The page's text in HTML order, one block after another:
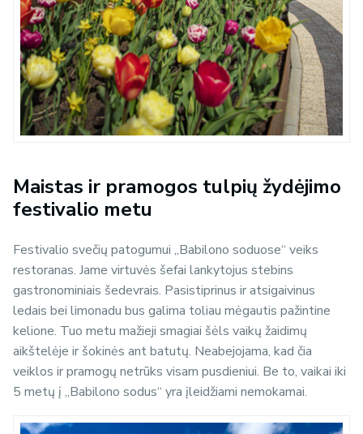
Maistas ir pramogos tulpių žydėjimo
festivalio metu
Festivalio svečių patogumui „Babilono soduose“ veiks
restoranas. Jame virtuvės šefai lankytojus stebins
gastronominiais šedevrais. Pasistiprinus ir atsigaivinus
ledais bei limonadu bus galima toliau mėgautis pažintine
kelione. Tuo metu mažieji smagiai šėls vaikų žaidimų
aikštelėje ir šokinės ant batutų. Neabejojama, kad čia
veiklos ir pramogų netrūks visam pusdieniui. Be to, vaikai iki
5 metų į „Babilono sodus“ yra įleidžiami nemokamai.